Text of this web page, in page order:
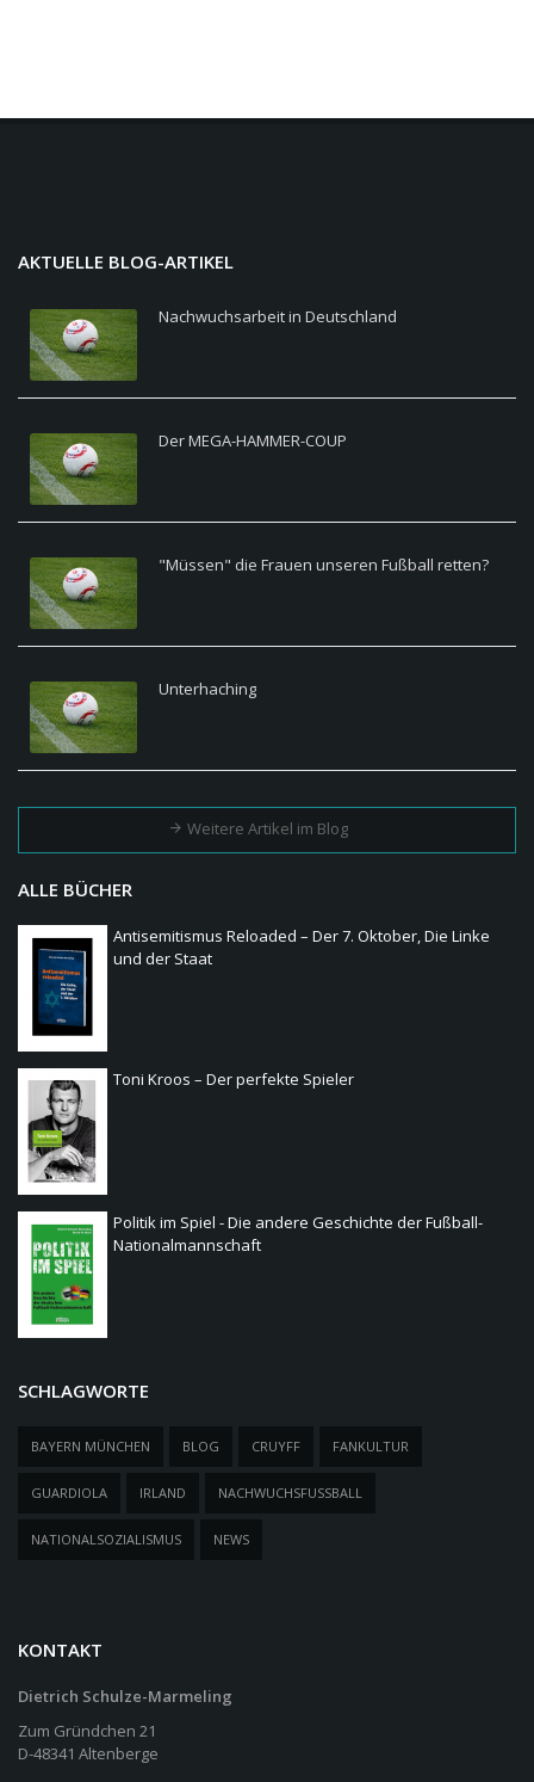
AKTUELLE BLOG-ARTIKEL
Nachwuchsarbeit in Deutschland
Der MEGA-HAMMER-COUP
"Müssen" die Frauen unseren Fußball retten?
Unterhaching
Weitere Artikel im Blog
ALLE BÜCHER
Antisemitismus Reloaded – Der 7. Oktober, Die Linke
und der Staat
Toni Kroos – Der perfekte Spieler
Politik im Spiel - Die andere Geschichte der Fußball-
Nationalmannschaft
SCHLAGWORTE
BAYERN MÜNCHEN BLOG CRUYFF FANKULTUR
GUARDIOLA IRLAND NACHWUCHSFUSSBALL
NATIONALSOZIALISMUS NEWS
KONTAKT
Dietrich Schulze-Marmeling
Zum Gründchen 21
D-48341 Altenberge